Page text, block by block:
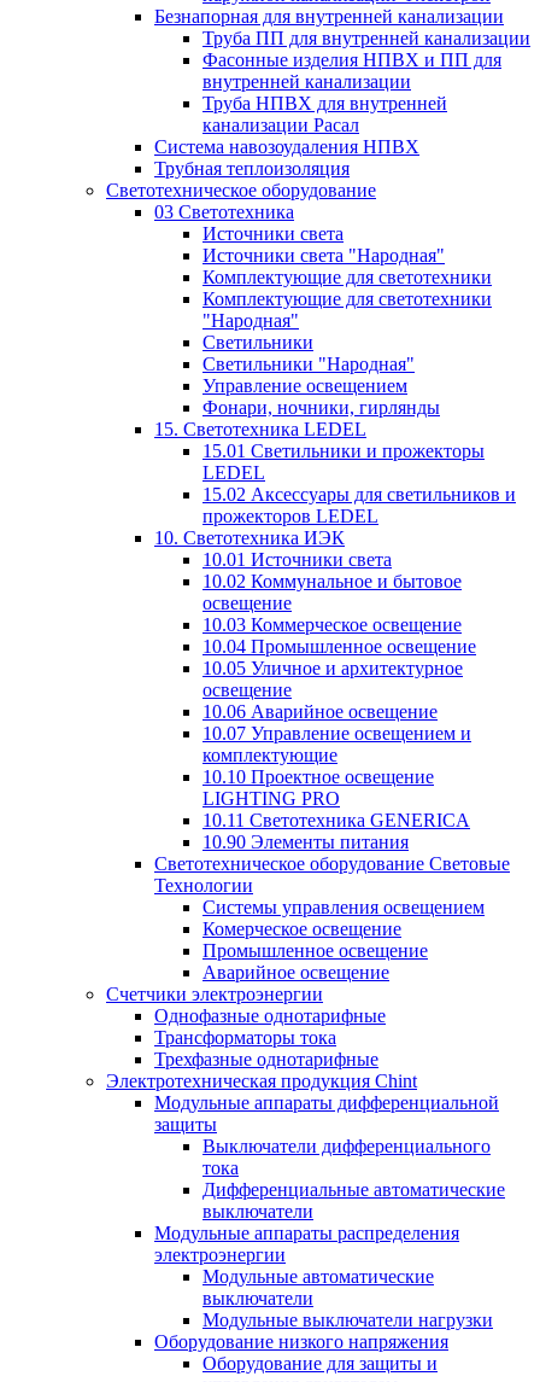
Безнапорная для внутренней канализации
Труба ПП для внутренней канализации
Фасонные изделия НПВХ и ПП для
внутренней канализации
Труба НПВХ для внутренней
канализации Расал
Система навозоудаления НПВХ
Трубная теплоизоляция
Светотехническое оборудование
03 Светотехника
Источники света
Источники света "Народная"
Комплектующие для светотехники
Комплектующие для светотехники
"Народная"
Светильники
Светильники "Народная"
Управление освещением
Фонари, ночники, гирлянды
15. Светотехника LEDEL
15.01 Светильники и прожекторы
LEDEL
15.02 Аксессуары для светильников и
прожекторов LEDEL
10. Светотехника ИЭК
10.01 Источники света
10.02 Коммунальное и бытовое
освещение
10.03 Коммерческое освещение
10.04 Промышленное освещение
10.05 Уличное и архитектурное
освещение
10.06 Аварийное освещение
10.07 Управление освещением и
комплектующие
10.10 Проектное освещение
LIGHTING PRO
10.11 Светотехника GENERICA
10.90 Элементы питания
Светотехническое оборудование Световые
Технологии
Системы управления освещением
Комерческое освещение
Промышленное освещение
Аварийное освещение
Счетчики электроэнергии
Однофазные однотарифные
Трансформаторы тока
Трехфазные однотарифные
Электротехническая продукция Chint
Модульные аппараты дифференциальной
защиты
Выключатели дифференциального
тока
Дифференциальные автоматические
выключатели
Модульные аппараты распределения
электроэнергии
Модульные автоматические
выключатели
Модульные выключатели нагрузки
Оборудование низкого напряжения
Оборудование для защиты и